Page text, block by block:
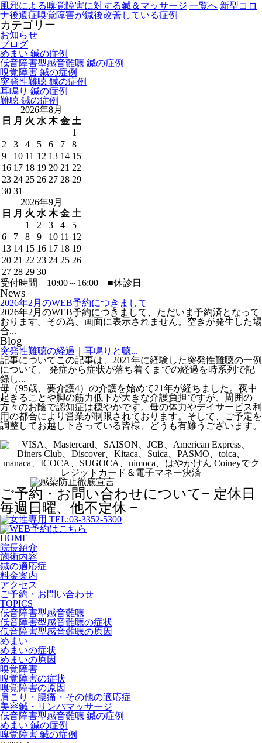
風邪による嗅覚障害に対する鍼＆マッサージ 一覧へ 新型コロ
ナ後遺症嗅覚障害が鍼後改善している症例
カテゴリー
お知らせ
ブログ
めまい 鍼の症例
低音障害型感音難聴 鍼の症例
嗅覚障害 鍼の症例
突発性難聴 鍼の症例
耳鳴り 鍼の症例
難聴 鍼の症例
2026年8月
日
月 火 水 木 金 土
1
2
3 4 5 6 7
8
9
10 11 12 13 14 15
16 17 18 19 20 21 22
23 24 25 26 27 28 29
30 31
2026年9月
日
月 火 水 木 金 土
1
2 3 4
5
6
7 8 9 10 11 12
13 14 15 16 17 18 19
20 21 22 23 24 25 26
27 28 29 30
受付時間 10:00～16:00 ■休診日
News
2026年2月のWEB予約につきまして
2026年2月のWEB予約につきまして、ただいま予約済となって
おります。その為、画面に表示されません。空きが発生した場
合...
Blog
突発性難聴の経過｜耳鳴りと聴...
記事についてこの記事は、2021年に経験した突発性難聴の一例
について、 発症から症状が落ち着くまでの経過を時系列で記
録し...
母（95歳、要介護4）の介護を始めて21年が経ちました。夜中
起きることや脚の筋力低下が大きな介護負担ですが、周囲の
方々のお陰で認知症は穏やかです。母の体力やデイサービス利
用の都合により営業が制限されております。そして、ご予定を
調整してお越し下さっている皆様、どうも有難うございます。
ご予約・お問い合わせについて− 定休日
毎週日曜、他不定休 −
HOME
院長紹介
施術内容
鍼の適応症
料金案内
アクセス
ご予約・お問い合わせ
TOPICS
低音障害型感音難聴
低音障害型感音難聴の症状
低音障害型感音難聴の原因
めまい
めまいの症状
めまいの原因
嗅覚障害
嗅覚障害の症状
嗅覚障害の原因
肩こり・腰痛・その他の適応症
美容鍼・リンパマッサージ
低音障害型感音難聴 鍼の症例
めまい 鍼の症例
嗅覚障害 鍼の症例